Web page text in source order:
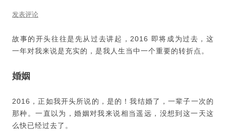
发表评论
故事的开头往往是先从过去讲起，2016 即将成为过去，这
一年对我来说是充实的，是我人生当中一个重要的转折点。
婚姻
2016，正如我开头所说的，是的！我结婚了，一辈子一次的
那种。一直以为，婚姻对我来说相当遥远，没想到这一天这
么快已经过去了。